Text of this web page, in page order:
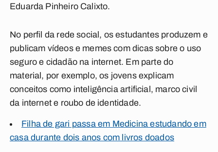
Eduarda Pinheiro Calixto.
No perfil da rede social, os estudantes produzem e
publicam vídeos e memes com dicas sobre o uso
seguro e cidadão na internet. Em parte do
material, por exemplo, os jovens explicam
conceitos como inteligência artificial, marco civil
da internet e roubo de identidade.
Filha de gari passa em Medicina estudando em
casa durante dois anos com livros doados